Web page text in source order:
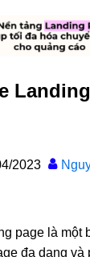
2023
page là một
đa dạng